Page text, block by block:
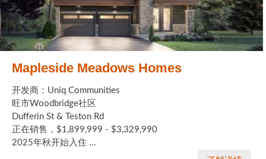
Mapleside Meadows Homes
开发商：Uniq Communities
旺市Woodbridge社区
Dufferin St & Teston Rd
正在销售，$1,899,999 - $3,329,990
2025年秋开始入住 ...